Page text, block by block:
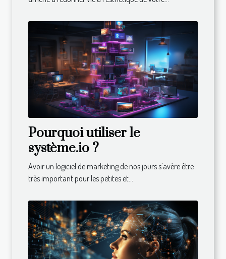
Pourquoi utiliser le
système.io ?
Avoir un logiciel de marketing de nos jours s'avère être
très important pour les petites et...